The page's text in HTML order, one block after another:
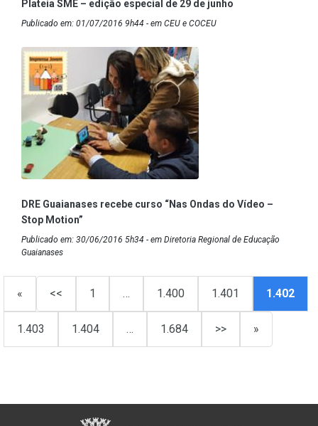
Plateia SME – edição especial de 29 de junho
Publicado em: 01/07/2016 9h44 - em CEU e COCEU
DRE Guaianases recebe curso “Nas Ondas do Vídeo –
Stop Motion”
Publicado em: 30/06/2016 5h34 - em Diretoria Regional de Educação
Guaianases
« << 1 … 1.400 1.401 1.402
1.403 1.404 … 1.684 >> »